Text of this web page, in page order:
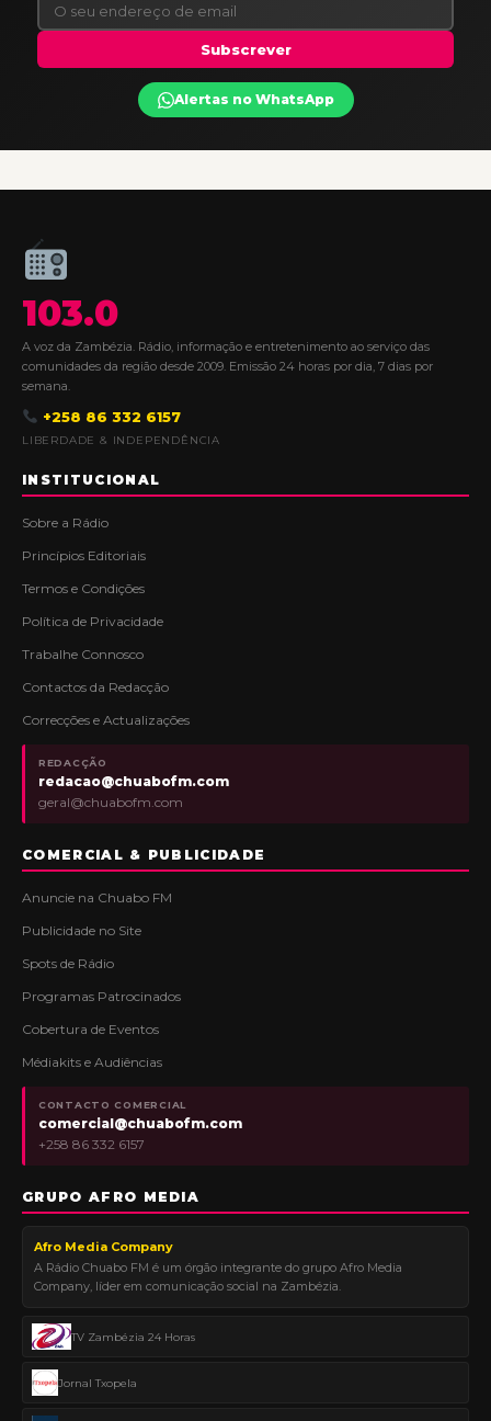
Subscrever
Alertas no WhatsApp
103.0
A voz da Zambézia. Rádio, informação e entretenimento ao serviço das
comunidades da região desde 2009. Emissão 24 horas por dia, 7 dias por
semana.
+258 86 332 6157
LIBERDADE & INDEPENDÊNCIA
INSTITUCIONAL
Sobre a Rádio
Princípios Editoriais
Termos e Condições
Política de Privacidade
Trabalhe Connosco
Contactos da Redacção
Correcções e Actualizações
REDACÇÃO
redacao@chuabofm.com
geral@chuabofm.com
COMERCIAL & PUBLICIDADE
Anuncie na Chuabo FM
Publicidade no Site
Spots de Rádio
Programas Patrocinados
Cobertura de Eventos
Médiakits e Audiências
CONTACTO COMERCIAL
comercial@chuabofm.com
+258 86 332 6157
GRUPO AFRO MEDIA
Afro Media Company
A Rádio Chuabo FM é um órgão integrante do grupo Afro Media
Company, líder em comunicação social na Zambézia.
TV Zambézia 24 Horas
Jornal Txopela